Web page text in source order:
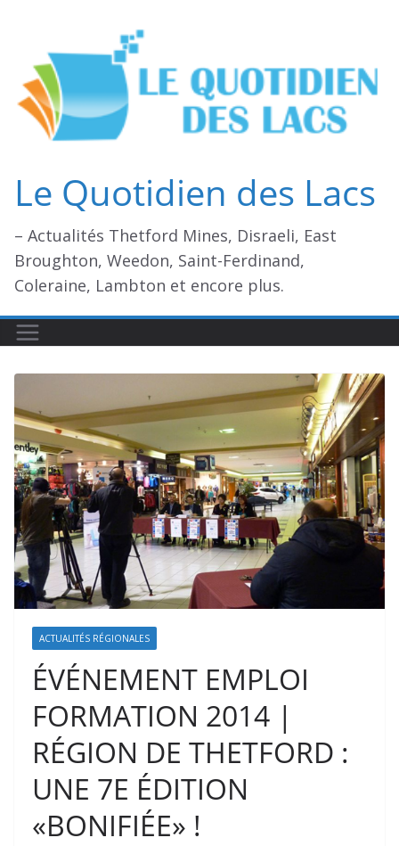
contenu
Le Quotidien des Lacs
– Actualités Thetford Mines, Disraeli, East
Broughton, Weedon, Saint-Ferdinand,
Coleraine, Lambton et encore plus.
ACTUALITÉS RÉGIONALES
ÉVÉNEMENT EMPLOI
FORMATION 2014 |
RÉGION DE THETFORD :
UNE 7E ÉDITION
«BONIFIÉE» !